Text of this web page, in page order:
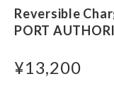
Reversible
PORT
¥13,200